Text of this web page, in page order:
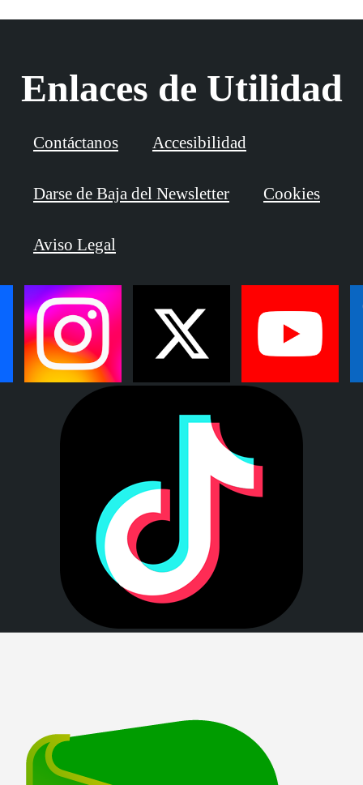
Enlaces de Utilidad
Contáctanos Accesibilidad
Darse de Baja del Newsletter Cookies
Aviso Legal